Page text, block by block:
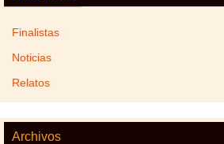
Finalistas
Noticias
Relatos
Archivos